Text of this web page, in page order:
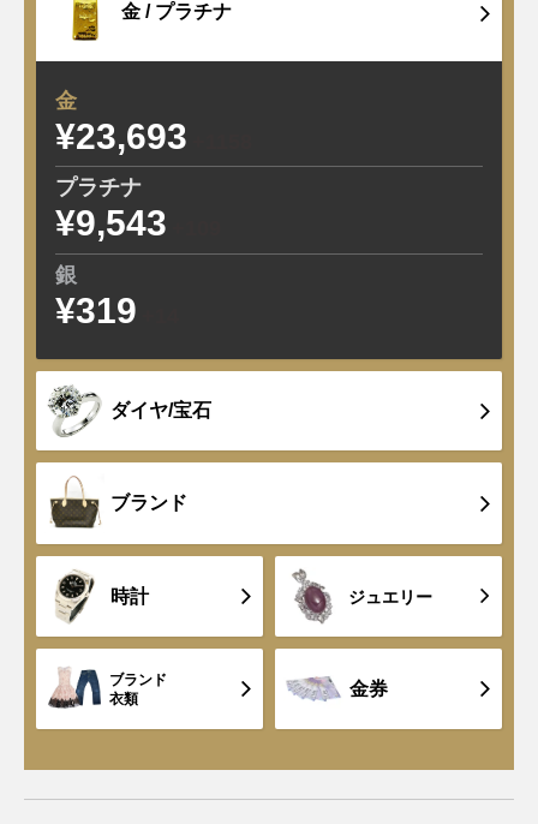
金 / プラチナ
金
¥23,693
プラチナ
¥9,543
銀
¥319
ダイヤ/宝石
ブランド
時計 ジュエリー
ブランド
衣類
金券